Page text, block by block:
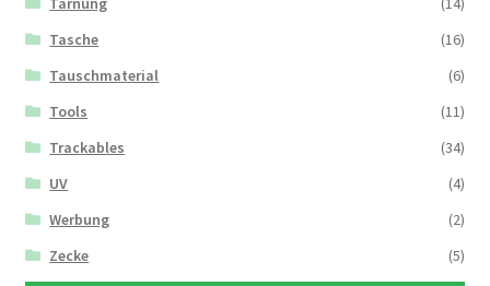
Tasche
(16)
Tauschmaterial
(6)
Tools
(11)
Trackables
(34)
UV
(4)
Werbung
(2)
Zecke
(5)